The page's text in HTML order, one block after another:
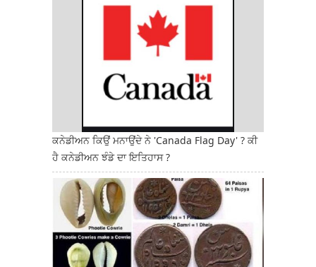
ਕਨੇਡੀਅਨ ਕਿਉਂ ਮਨਾਉਂਦੇ ਨੇ 'Canada Flag Day' ? ਕੀ
ਹੈ ਕਨੇਡੀਅਨ ਝੰਡੇ ਦਾ ਇਤਿਹਾਸ ?